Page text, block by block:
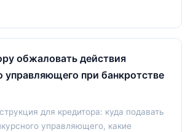
обжаловать действия
управляющего при банкротстве
для кредитора: куда подавать
управляющего, какие